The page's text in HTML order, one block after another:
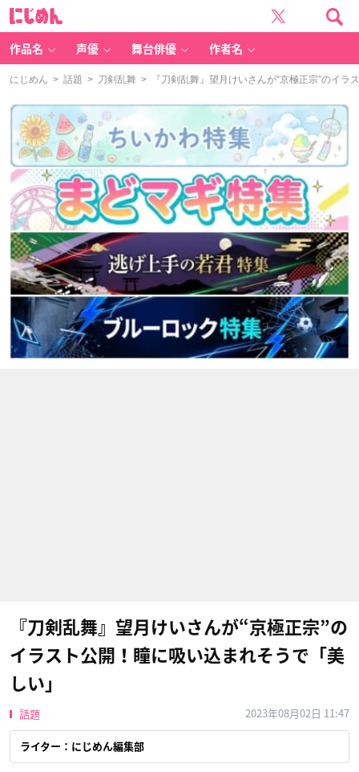
作品名 声優 舞台俳優 作者名
にじめん > 話題 > 刀剣乱舞 > 『刀剣乱舞』望月けいさんが“京極正宗”のイラ
『刀剣乱舞』望月けいさんが“京極正宗”の
イラスト公開！瞳に吸い込まれそうで「美
しい」
話題 2023年08月02日 11:47
ライター：にじめん編集部